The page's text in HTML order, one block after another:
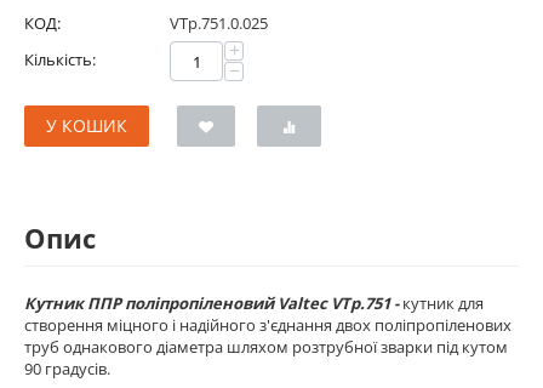
КОД:
VTp.751.0.025
Кількість:
+
−
У КОШИК
Опис
Кутник ППР поліпропіленовий Valtec VTp.751 -кутник для
створення міцного і надійного з'єднання двох поліпропіленових
труб однакового діаметра шляхом розтрубної зварки під кутом
90 градусів.